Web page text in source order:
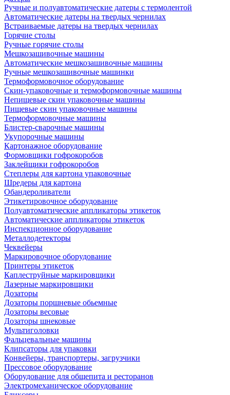
Ручные и полуавтоматические датеры с термолентой
Автоматические датеры на твердых чернилах
Встраиваемые датеры на твердых чернилах
Горячие столы
Ручные горячие столы
Мешкозашивочные машины
Автоматические мешкозашивочные машины
Ручные мешкозашивочные машинки
Термоформовочное оборудование
Скин-упаковочные и термоформовочные машины
Непищевые скин упаковочные машины
Пищевые скин упаковочные машины
Термоформовочные машины
Блистер-сварочные машины
Укупорочные машины
Картонажное оборудование
Формовщики гофрокоробов
Заклейщики гофрокоробов
Степлеры для картона упаковочные
Шредеры для картона
Обандероливатели
Этикетировочное оборудование
Полуавтоматические аппликаторы этикеток
Автоматические аппликаторы этикеток
Инспекционное оборудование
Металлодетекторы
Чеквейеры
Маркировочное оборудование
Принтеры этикеток
Каплеструйные маркировщики
Лазерные маркировщики
Дозаторы
Дозаторы поршневые обьемные
Дозаторы весовые
Дозаторы шнековые
Мультиголовки
Фальцевальные машины
Клипсаторы для упаковки
Конвейеры, транспортеры, загрузчики
Прессовое оборудование
Оборудование для общепита и ресторанов
Электромеханическое оборудование